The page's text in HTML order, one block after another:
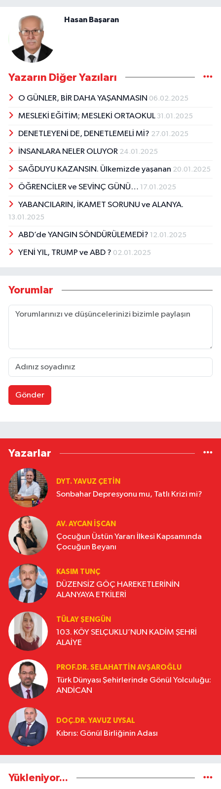
Hasan Başaran
Yazarın Diğer Yazıları
O GÜNLER, BİR DAHA YAŞANMASIN 06.02.2025
MESLEKİ EĞİTİM; MESLEKİ ORTAOKUL 31.01.2025
DENETLEYENİ DE, DENETLEMELİ Mİ? 27.01.2025
İNSANLARA NELER OLUYOR 24.01.2025
SAĞDUYU KAZANSIN. Ülkemizde yaşanan 20.01.2025
ÖĞRENCİLER ve SEVİNÇ GÜNÜ… 17.01.2025
YABANCILARIN, İKAMET SORUNU ve ALANYA.
13.01.2025
ABD’de YANGIN SÖNDÜRÜLEMEDİ? 12.01.2025
YENİ YIL, TRUMP ve ABD ? 02.01.2025
Yorumlar
Gönder
Yazarlar
DYT. YAVUZ ÇETİN
Sonbahar Depresyonu mu, Tatlı Krizi mi?
AV. AYCAN İŞCAN
Çocuğun Üstün Yararı İlkesi Kapsamında
Çocuğun Beyanı
KASIM TUNÇ
DÜZENSİZ GÖÇ HAREKETLERİNİN
ALANYAYA ETKİLERİ
TÜLAY ŞENGÜN
103. KÖY SELÇUKLU’NUN KADİM ŞEHRİ
ALAİYE
PROF.DR. SELAHATTIN AVŞAROĞLU
Türk Dünyası Şehirlerinde Gönül Yolculuğu:
ANDİCAN
DOÇ.DR. YAVUZ UYSAL
Kıbrıs: Gönül Birliğinin Adası
Yükleniyor...